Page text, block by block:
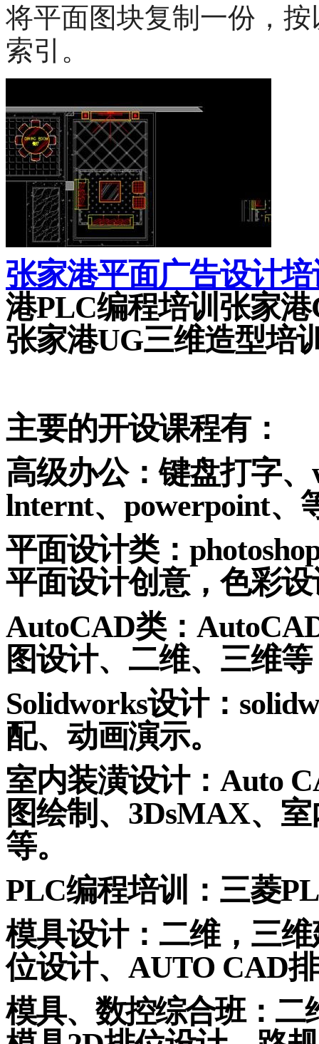
将平面图块复制一份，
索引。
张家港平面广告设计培
港PLC编程培训张家港
张家港UG三维造型培
主要的开设课程有：
高级办公：键盘打字、
lnternt、 powerpoint、
平面设计类：
平面设计创意，色彩
AutoCAD类：
图设计、二维、三维等
Solidworks设计：
配、动画演示。
室内装潢设计： Auto
图绘制、 3DsMAX、 室
等。
PLC编程培训：三菱
模具设计：二维，三
位设计、 AUTO CAD
模具、数控综合班：二